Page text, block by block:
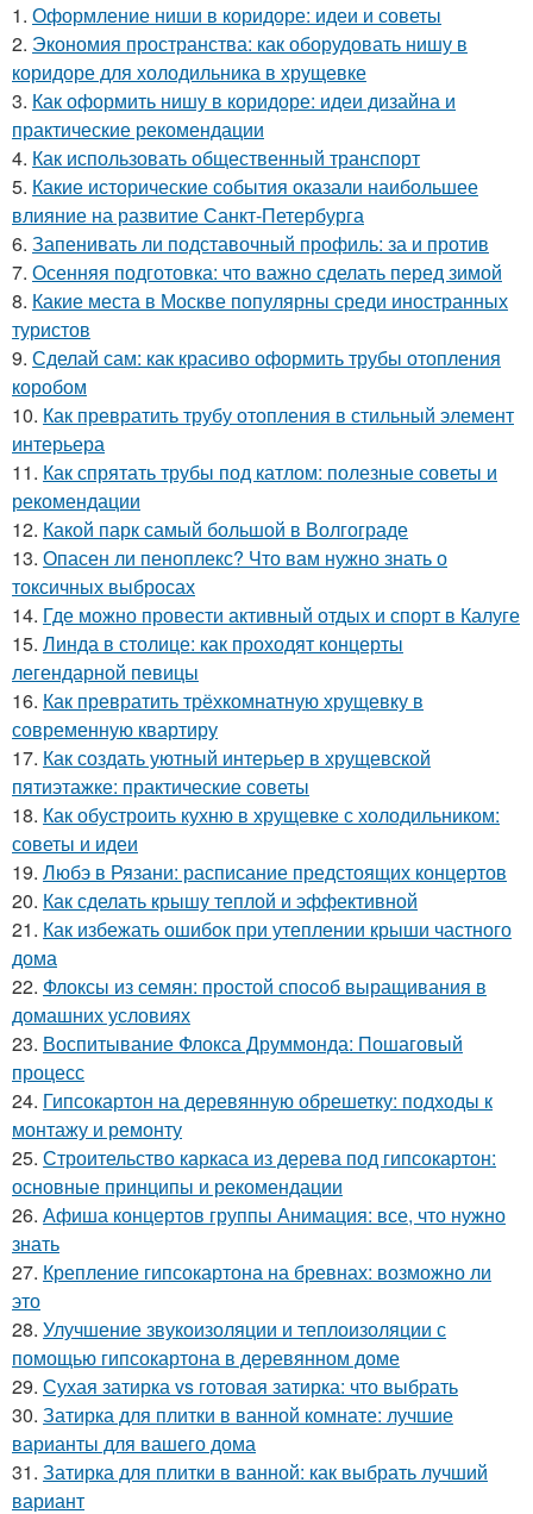
1. Оформление ниши в коридоре: идеи и советы
2. Экономия пространства: как оборудовать нишу в
коридоре для холодильника в хрущевке
3. Как оформить нишу в коридоре: идеи дизайна и
практические рекомендации
4. Как использовать общественный транспорт
5. Какие исторические события оказали наибольшее
влияние на развитие Санкт-Петербурга
6. Запенивать ли подставочный профиль: за и против
7. Осенняя подготовка: что важно сделать перед зимой
8. Какие места в Москве популярны среди иностранных
туристов
9. Сделай сам: как красиво оформить трубы отопления
коробом
10. Как превратить трубу отопления в стильный элемент
интерьера
11. Как спрятать трубы под катлом: полезные советы и
рекомендации
12. Какой парк самый большой в Волгограде
13. Опасен ли пеноплекс? Что вам нужно знать о
токсичных выбросах
14. Где можно провести активный отдых и спорт в Калуге
15. Линда в столице: как проходят концерты
легендарной певицы
16. Как превратить трёхкомнатную хрущевку в
современную квартиру
17. Как создать уютный интерьер в хрущевской
пятиэтажке: практические советы
18. Как обустроить кухню в хрущевке с холодильником:
советы и идеи
19. Любэ в Рязани: расписание предстоящих концертов
20. Как сделать крышу теплой и эффективной
21. Как избежать ошибок при утеплении крыши частного
дома
22. Флоксы из семян: простой способ выращивания в
домашних условиях
23. Воспитывание Флокса Друммонда: Пошаговый
процесс
24. Гипсокартон на деревянную обрешетку: подходы к
монтажу и ремонту
25. Строительство каркаса из дерева под гипсокартон:
основные принципы и рекомендации
26. Афиша концертов группы Анимация: все, что нужно
знать
27. Крепление гипсокартона на бревнах: возможно ли
это
28. Улучшение звукоизоляции и теплоизоляции с
помощью гипсокартона в деревянном доме
29. Сухая затирка vs готовая затирка: что выбрать
30. Затирка для плитки в ванной комнате: лучшие
варианты для вашего дома
31. Затирка для плитки в ванной: как выбрать лучший
вариант